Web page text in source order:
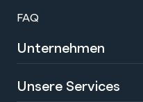
FAQ
Unternehmen
Über uns
Unsere Services